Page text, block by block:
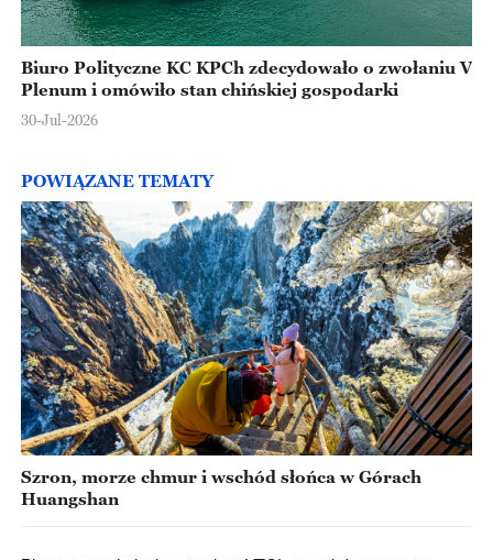
Biuro Polityczne KC KPCh zdecydowało o zwołaniu V
Plenum i omówiło stan chińskiej gospodarki
30-Jul-2026
POWIĄZANE TEMATY
Szron, morze chmur i wschód słońca w Górach
Huangshan